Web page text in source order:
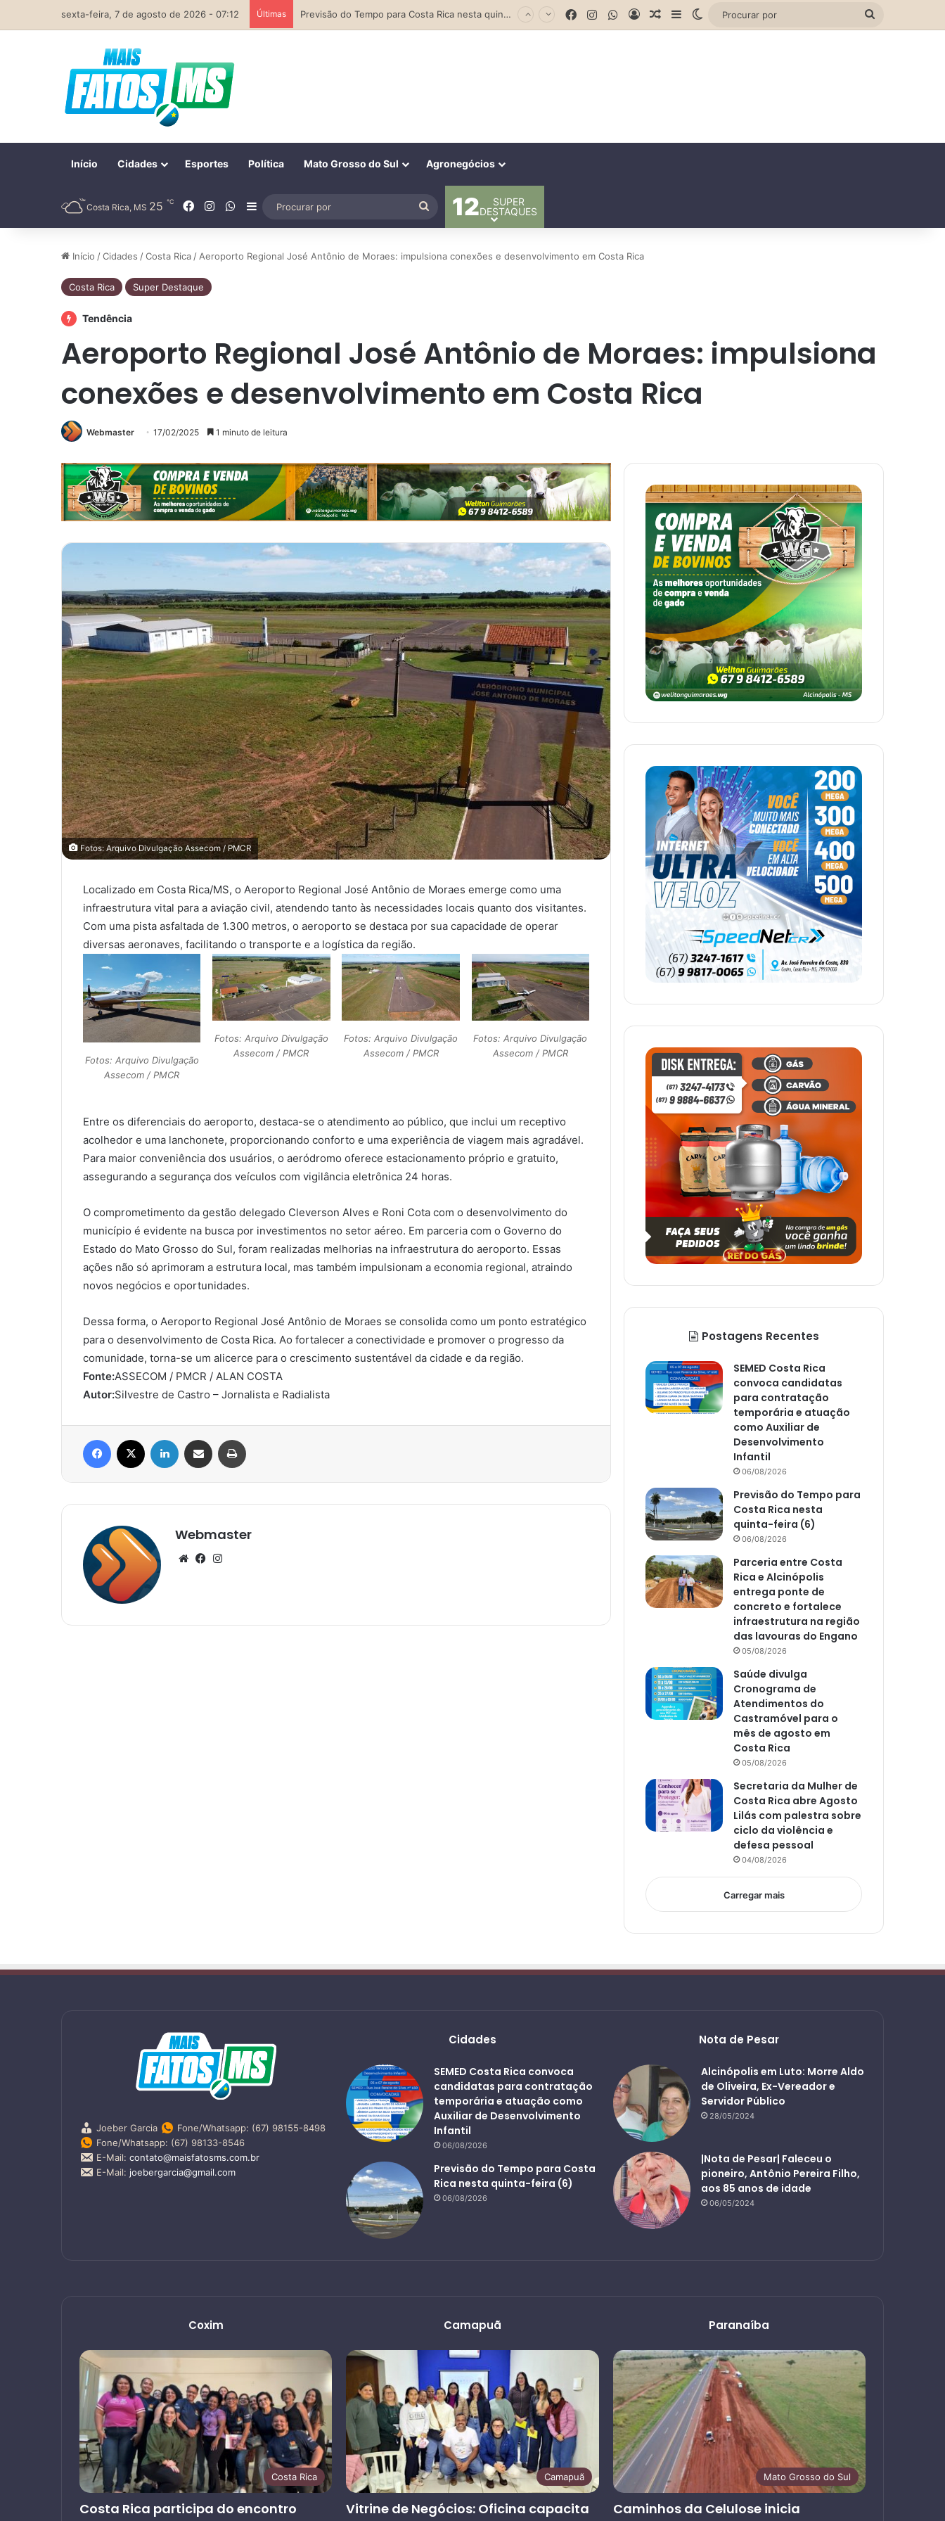
sexta-feira, 7 de agosto de 2026 - 07:12 Últimas Facebook
InstagramWhatsApp
EntrarArtigo aleatório
Barra Lateral
Switch skin
Início Cidades Esportes Política Mato Grosso do Sul Agronegócios
Costa Rica, MS 25 ℃ Facebook
InstagramWhatsApp
Barra Lateral
Procurar
por
12
SUPER
DESTAQUES
Início /Cidades /Costa Rica / Aeroporto Regional José Antônio de Moraes: impulsiona conexões e desenvolvimento em Costa Rica
Costa Rica Super Destaque
Tendência
Aeroporto Regional José Antônio de Moraes: impulsiona
conexões e desenvolvimento em Costa Rica
Webmaster 17/02/2025 1 minuto de leitura
Fotos: Arquivo Divulgação Assecom / PMCR
Localizado em Costa Rica/MS, o Aeroporto Regional José Antônio de Moraes emerge como uma
infraestrutura vital para a aviação civil, atendendo tanto às necessidades locais quanto dos visitantes.
Com uma pista asfaltada de 1.300 metros, o aeroporto se destaca por sua capacidade de operar
diversas aeronaves, facilitando o transporte e a logística da região.
Fotos: Arquivo Divulgação
Assecom / PMCR
Fotos: Arquivo Divulgação
Assecom / PMCR
Fotos: Arquivo Divulgação
Assecom / PMCR
Fotos: Arquivo Divulgação
Assecom / PMCR
Entre os diferenciais do aeroporto, destaca-se o atendimento ao público, que inclui um receptivo
acolhedor e uma lanchonete, proporcionando conforto e uma experiência de viagem mais agradável.
Para maior conveniência dos usuários, o aeródromo oferece estacionamento próprio e gratuito,
assegurando a segurança dos veículos com vigilância eletrônica 24 horas.
O comprometimento da gestão delegado Cleverson Alves e Roni Cota com o desenvolvimento do
município é evidente na busca por investimentos no setor aéreo. Em parceria com o Governo do
Estado do Mato Grosso do Sul, foram realizadas melhorias na infraestrutura do aeroporto. Essas
ações não só aprimoram a estrutura local, mas também impulsionam a economia regional, atraindo
novos negócios e oportunidades.
Dessa forma, o Aeroporto Regional José Antônio de Moraes se consolida como um ponto estratégico
para o desenvolvimento de Costa Rica. Ao fortalecer a conectividade e promover o progresso da
comunidade, torna-se um alicerce para o crescimento sustentável da cidade e da região.
Fonte:ASSECOM / PMCR / ALAN COSTA
Autor:Silvestre de Castro – Jornalista e Radialista
Facebook Linkedin Compartilhar via e-mail
Webmaster
WebsiteFacebook
Postagens Recentes
SEMED Costa Rica
convoca candidatas
para contratação
temporária e atuação
como Auxiliar de
Desenvolvimento
Infantil
06/08/2026
Previsão do Tempo para
Costa Rica nesta
quinta-feira (6)
06/08/2026
Parceria entre Costa
Rica e Alcinópolis
entrega ponte de
concreto e fortalece
infraestrutura na região
das lavouras do Engano
05/08/2026
Saúde divulga
Cronograma de
Atendimentos do
Castramóvel para o
mês de agosto em
Costa Rica
05/08/2026
Secretaria da Mulher de
Costa Rica abre Agosto
Lilás com palestra sobre
ciclo da violência e
defesa pessoal
04/08/2026
Carregar mais
Joeber Garcia
Fone/Whatsapp: (67) 98155-8498
Fone/Whatsapp: (67) 98133-8546
E-Mail: contato@maisfatosms.com.br
E-Mail: joebergarcia@gmail.com
Cidades
SEMED Costa Rica convoca
candidatas para contratação
temporária e atuação como
Auxiliar de Desenvolvimento
Infantil
06/08/2026
Previsão do Tempo para Costa
Rica nesta quinta-feira (6)
06/08/2026
Nota de Pesar
Alcinópolis em Luto: Morre Aldo
de Oliveira, Ex-Vereador e
Servidor Público
28/05/2024
|Nota de Pesar| Faleceu o
pioneiro, Antônio Pereira Filho,
aos 85 anos de idade
06/05/2024
Coxim
Costa Rica
Costa Rica participa do encontro
Camapuã
Camapuã
Vitrine de Negócios: Oficina capacita
Paranaíba
Mato Grosso do Sul
Caminhos da Celulose inicia